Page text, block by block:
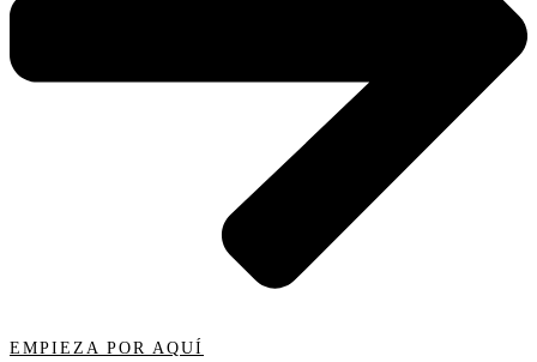
EMPIEZA POR AQUÍ